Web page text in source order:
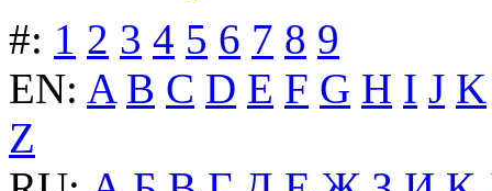
#: 1 2 3 4 5 6 7 8 9
EN: A B C D E F G H I J K
Z